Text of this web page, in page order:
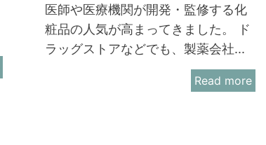
医師や医療機関が開発・監修する化
粧品の人気が高まってきました。 ド
ラッグストアなどでも、製薬会社...
Read more